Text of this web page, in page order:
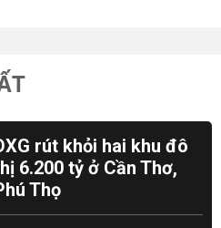
rút khỏi hai khu đô
6.200 tỷ ở Cần Thơ,
Thọ